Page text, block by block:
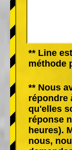
** Line
méthode
** Nous
répondre
qu'elles
réponse
heures).
nous,